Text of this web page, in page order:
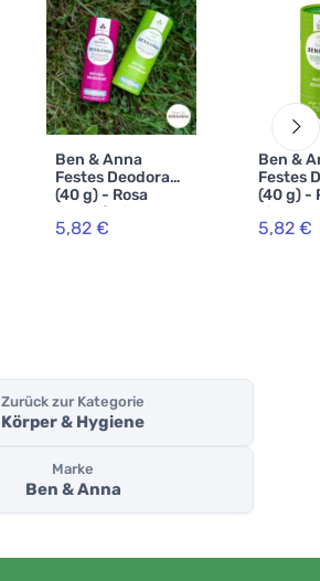
Ben & Anna
Festes Deodorant
(40 g) - Rosa
Grapefruit
5,82 €
Ben &
Festes
(40 g) -
Limette
5,82 €
Zurück zur Kategorie
Körper & Hygiene
Marke
Ben & Anna